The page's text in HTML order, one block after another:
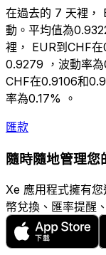
在過去的 7 天裡，
動。平均值為
裡， EUR到CHF
0.9279 ，波動率
CHF在0.9106和
率為0.17% 。
匯款
隨時隨地管理您
Xe 應用程式擁有
幣兌換、匯率提醒